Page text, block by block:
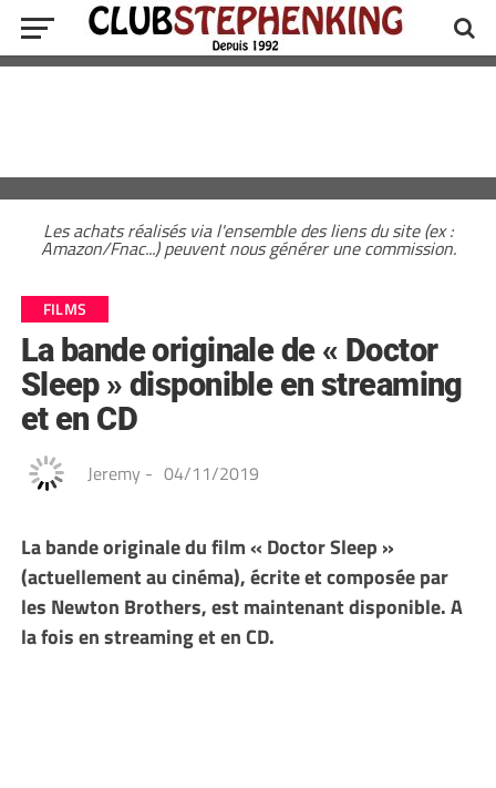
Les achats réalisés via l'ensemble des liens du site (ex :
Amazon/Fnac...) peuvent nous générer une commission.
FILMS
La bande originale de « Doctor
Sleep » disponible en streaming
et en CD
Jeremy - 04/11/2019
La bande originale du film « Doctor Sleep »
(actuellement au cinéma), écrite et composée par
les Newton Brothers, est maintenant disponible. A
la fois en streaming et en CD.